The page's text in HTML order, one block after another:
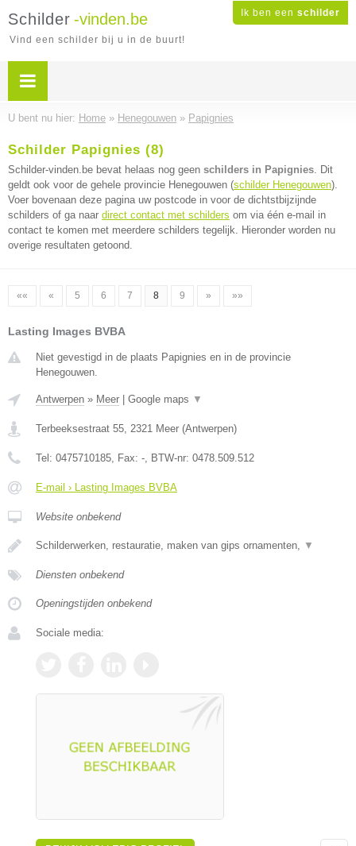
Ik ben een schilder
Schilder -vinden.be
Vind een schilder bij u in de buurt!
U bent nu hier: Home » Henegouwen » Papignies
Schilder Papignies (8)
Schilder-vinden.be bevat helaas nog geen schilders in Papignies. Dit
geldt ook voor de gehele provincie Henegouwen (schilder Henegouwen).
Voer bovenaan deze pagina uw postcode in voor de dichtstbijzijnde
schilders of ga naar direct contact met schilders om via één e-mail in
contact te komen met meerdere schilders tegelijk. Hieronder worden nu
overige resultaten getoond.
«« « 5 6 7 8 9 » »»
Lasting Images BVBA
Niet gevestigd in de plaats Papignies en in de provincie
Henegouwen.
Antwerpen » Meer Google maps ▼
Terbeeksestraat 55, 2321 Meer (Antwerpen)
Tel: 0475710185, Fax: -, BTW-nr: 0478.509.512
E-mail › Lasting Images BVBA
Website onbekend
Schilderwerken, restauratie, maken van gips ornamenten, ▼
Diensten onbekend
Openingstijden onbekend
Sociale media: